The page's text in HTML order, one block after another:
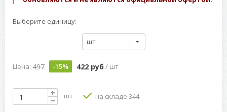
Выберите единицу:
шт
Цена: 497 -15% 422 руб / шт
шт на складе 344